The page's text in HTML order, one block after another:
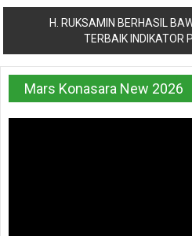
H. RUKSAMIN BERHASIL
TERBAIK INDIKATOR
Mars Konasara New 2026